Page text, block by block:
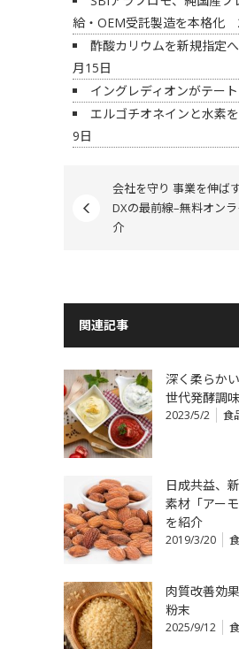
給・OEM受託製造を本格化
酢酸カリウムを新規指定
月15日
イングレディオンがテー
エルゴチオネインと水素
9日
会社を守り 事業を伸ば
DXの最前線–無料オン
介
関連記事
深く柔らか
世代発酵調
2023/5/2 食
日成共益、
素材「アー
を紹介
2019/3/20
肉質改善効
粉末
2025/9/12